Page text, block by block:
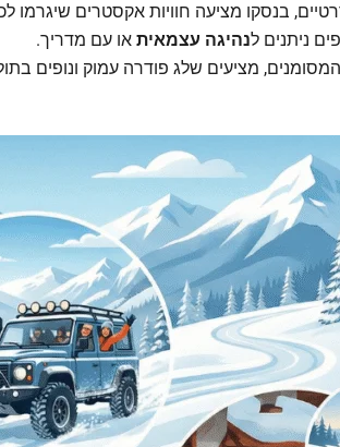
בנסקו מציעה חוויות אקסטרים שיגרמו
ניתנים לנהיגה עצמאית או עם מדריך.
מציעים שלג פודרה עמוק ונופים